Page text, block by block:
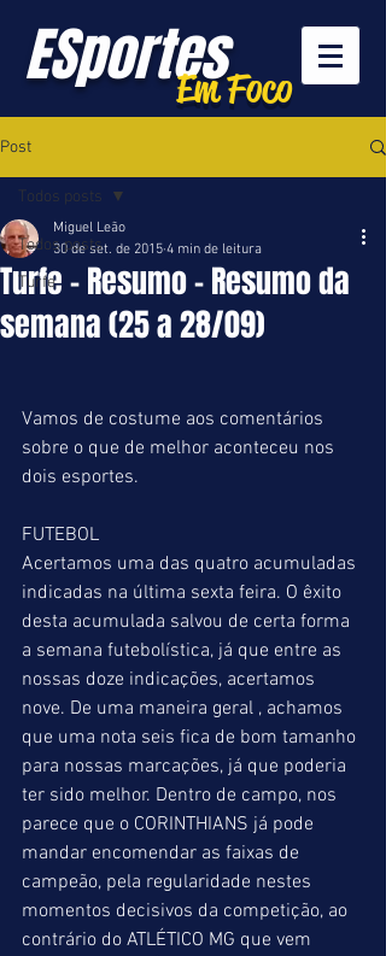
ESportesEm Foco
Post
Todos posts
Turfe
Todos posts
Turfe - Resumo - Resumo da
semana (25 a 28/09)
Miguel Leão
30 de set. de 2015 4 min de leitura
Vamos de costume aos comentários
sobre o que de melhor aconteceu nos
dois esportes.
FUTEBOL
Acertamos uma das quatro acumuladas
indicadas na última sexta feira. O êxito
desta acumulada salvou de certa forma
a semana futebolística, já que entre as
nossas doze indicações, acertamos
nove. De uma maneira geral , achamos
que uma nota seis fica de bom tamanho
para nossas marcações, já que poderia
ter sido melhor. Dentro de campo, nos
parece que o CORINTHIANS já pode
mandar encomendar as faixas de
campeão, pela regularidade nestes
momentos decisivos da competição, ao
contrário do ATLÉTICO MG que vem